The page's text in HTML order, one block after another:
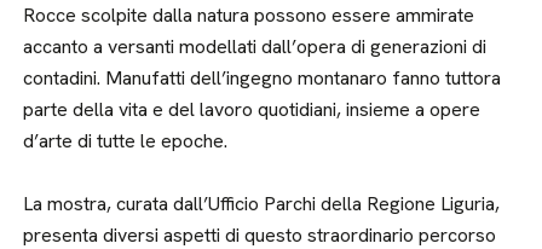
Rocce scolpite dalla natura possono essere ammirate
accanto a versanti modellati dall’opera di generazioni di
contadini. Manufatti dell’ingegno montanaro fanno tuttora
parte della vita e del lavoro quotidiani, insieme a opere
d’arte di tutte le epoche.
La mostra, curata dall’Ufficio Parchi della Regione Liguria,
presenta diversi aspetti di questo straordinario percorso